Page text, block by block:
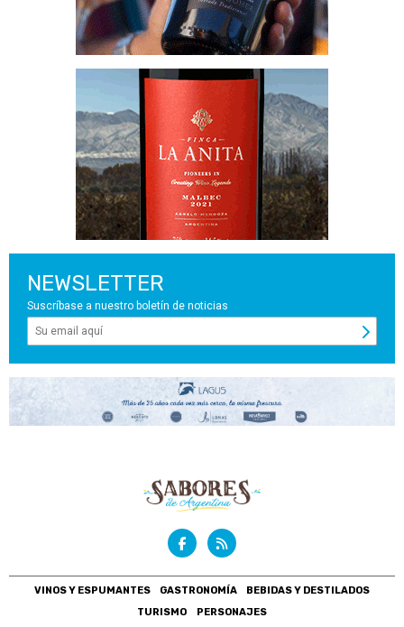
NEWSLETTER
Suscríbase a nuestro boletín de noticias
VINOS Y ESPUMANTES GASTRONOMÍA
BEBIDAS Y DESTILADOS
TURISMO
PERSONAJES